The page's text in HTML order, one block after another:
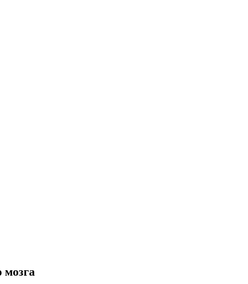
мозга